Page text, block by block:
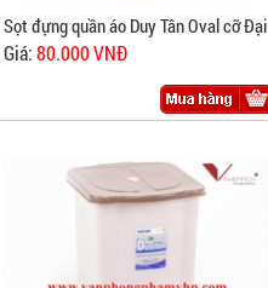
Sọt đựng quần áo Duy Tân Oval cỡ Đại
Giá:80.000 VNĐ